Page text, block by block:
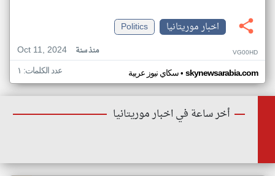
اخبار موريتانيا
Politics
Oct 11, 2024
منذ سنة VG00HD
سكاي نيوز عربية• skynewsarabia.com عدد الكلمات: ١
أخر ساعة في اخبار موريتانيا